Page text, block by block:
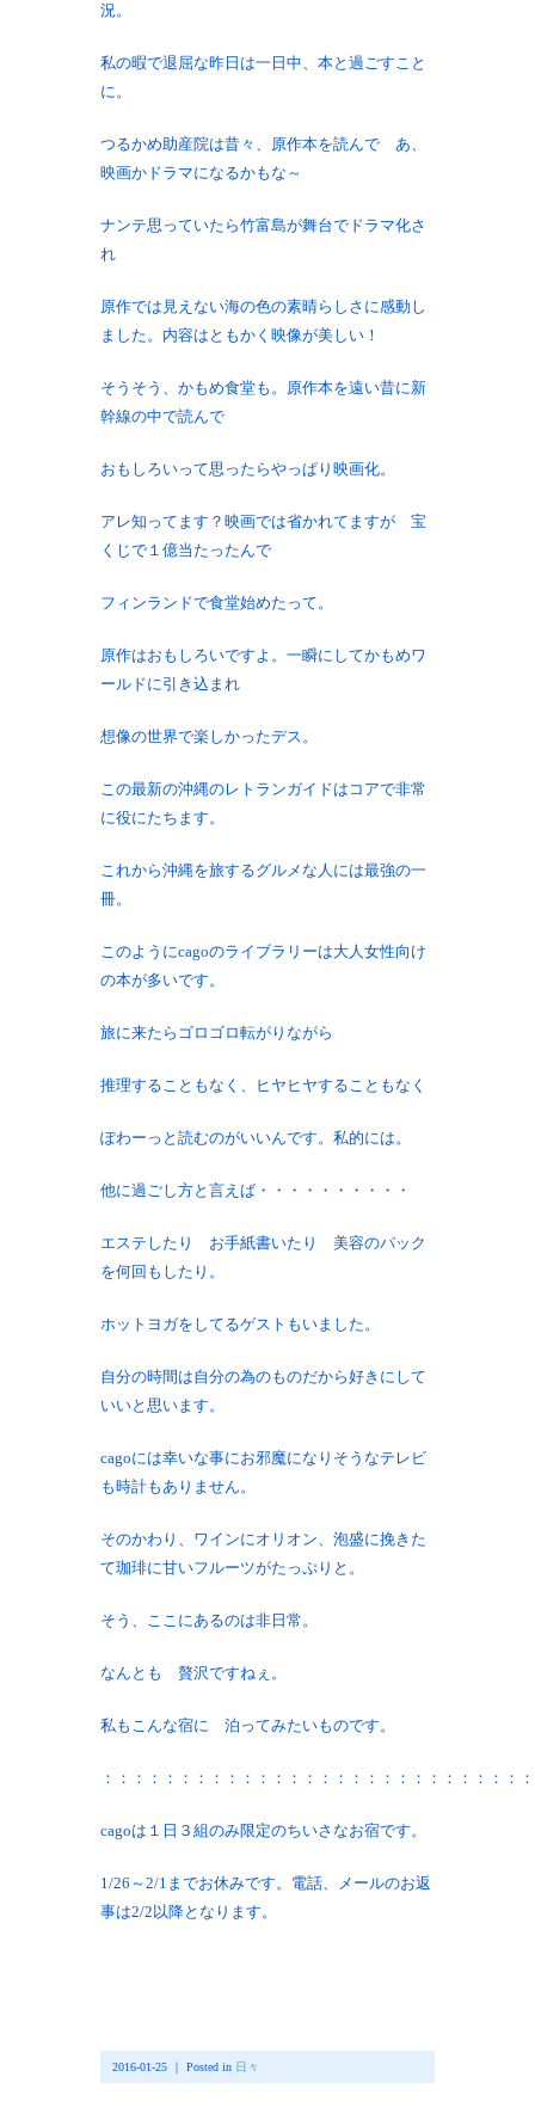
況。
私の暇で退屈な昨日は一日中、本と過ごすこと
に。
つるかめ助産院は昔々、原作本を読んで あ、
映画かドラマになるかもな～
ナンテ思っていたら竹富島が舞台でドラマ化さ
れ
原作では見えない海の色の素晴らしさに感動し
ました。内容はともかく映像が美しい！
そうそう、かもめ食堂も。原作本を遠い昔に新
幹線の中で読んで
おもしろいって思ったらやっぱり映画化。
アレ知ってます？映画では省かれてますが 宝
くじで１億当たったんで
フィンランドで食堂始めたって。
原作はおもしろいですよ。一瞬にしてかもめワ
ールドに引き込まれ
想像の世界で楽しかったデス。
この最新の沖縄のレトランガイドはコアで非常
に役にたちます。
これから沖縄を旅するグルメな人には最強の一
冊。
このようにcagoのライブラリーは大人女性向け
の本が多いです。
旅に来たらゴロゴロ転がりながら
推理することもなく、ヒヤヒヤすることもなく
ぽわーっと読むのがいいんです。私的には。
他に過ごし方と言えば・・・・・・・・・・
エステしたり お手紙書いたり 美容のパック
を何回もしたり。
ホットヨガをしてるゲストもいました。
自分の時間は自分の為のものだから好きにして
いいと思います。
cagoには幸いな事にお邪魔になりそうなテレビ
も時計もありません。
そのかわり、ワインにオリオン、泡盛に挽きた
て珈琲に甘いフルーツがたっぷりと。
そう、ここにあるのは非日常。
なんとも 贅沢ですねぇ。
私もこんな宿に 泊ってみたいものです。
：：：：：：：：：：：：：：：：：：：：：：：：：：
cagoは１日３組のみ限定のちいさなお宿です。
1/26～2/1までお休みです。電話、メールのお返
事は2/2以降となります。
2016-01-25 ｜ Posted in 日々